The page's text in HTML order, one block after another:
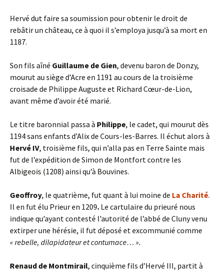
Hervé dut faire sa soumission pour obtenir le droit de
rebâtir un château, ce à quoi il s’employa jusqu’à sa mort en
1187.
Son fils aîné Guillaume de Gien, devenu baron de Donzy,
mourut au siège d’Acre en 1191 au cours de la troisième
croisade de Philippe Auguste et Richard Cœur-de-Lion,
avant même d’avoir été marié.
Le titre baronnial passa à Philippe, le cadet, qui mourut dès
1194 sans enfants d’Alix de Cours-les-Barres. Il échut alors à
Hervé IV, troisième fils, qui n’alla pas en Terre Sainte mais
fut de l’expédition de Simon de Montfort contre les
Albigeois (1208) ainsi qu’à Bouvines.
Geoffroy, le quatrième, fut quant à lui moine de La Charité.
Il en fut élu Prieur en 1209. Le cartulaire du prieuré nous
indique qu’ayant contesté l’autorité de l’abbé de Cluny venu
extirper une hérésie, il fut déposé et excommunié comme
« rebelle, dilapidateur et contumace… ».
Renaud de Montmirail, cinquième fils d’Hervé III, partit à